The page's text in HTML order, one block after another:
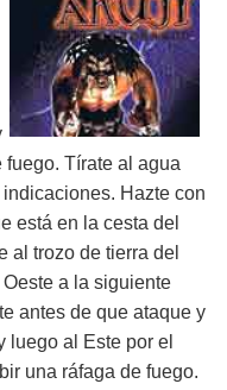
Tírate al agua
Hazte con
está en la cesta del
al trozo de tierra del
a la siguiente
antes de que ataque y
luego al Este por el
una ráfaga de fuego.